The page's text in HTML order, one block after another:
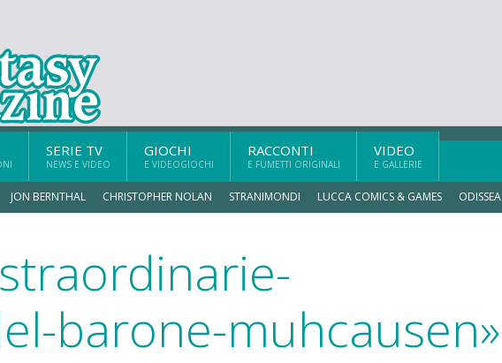
SERIE TV
NEWS E VIDEO
GIOCHI
E VIDEOGIOCHI
RACCONTI
E FUMETTI ORIGINALI
VIDEO
E GALLERIE
JON BERNTHAL CHRISTOPHER NOLAN STRANIMONDI LUCCA COMICS & GAMES ODISSEA
barone-muhcausen»